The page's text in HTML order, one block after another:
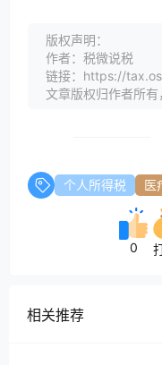
借：合同履约成
借：应交税费—应
贷：应付账款-分
借：应收账款-总
贷：合同结算-价款
版权声明：
作者：税微说税
链接：https://
文章版权归作者所有
个人所得税 医
0
相关推荐